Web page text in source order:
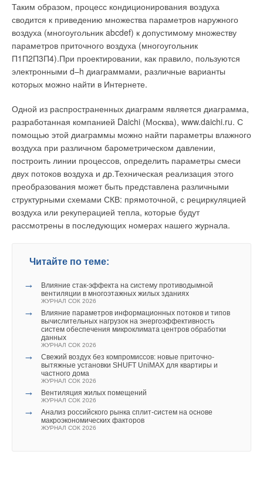
Таким образом, процесс кондиционирования воздуха
сводится к приведению множества параметров наружного
воздуха (многоугольник abcdef) к допустимому множеству
параметров приточного воздуха (многоугольник
П1П2П3П4).При проектировании, как правило, пользуются
электронными d–h диаграммами, различные варианты
которых можно найти в Интернете.
Одной из распространенных диаграмм является диаграмма,
разработанная компанией Daichi (Москва), www.daichi.ru. С
помощью этой диаграммы можно найти параметры влажного
воздуха при различном барометрическом давлении,
построить линии процессов, определить параметры смеси
двух потоков воздуха и др.Техническая реализация этого
преобразования может быть представлена различными
структурными схемами СКВ: прямоточной, с рециркуляцией
воздуха или рекуперацией тепла, которые будут
рассмотрены в последующих номерах нашего журнала.
Читайте по теме:
→
Влияние стак‑эффекта на систему противодымной
вентиляции в многоэтажных жилых зданиях
ЖУРНАЛ СОК 2026
→
Влияние параметров информационных потоков и типов
вычислительных нагрузок на энергоэффективность
систем обеспечения микроклимата центров обработки
данных
ЖУРНАЛ СОК 2026
→
Свежий воздух без компромиссов: новые приточно-
вытяжные установки SHUFT UniMAX для квартиры и
частного дома
ЖУРНАЛ СОК 2026
→ Вентиляция жилых помещений
ЖУРНАЛ СОК 2026
→
Анализ российского рынка сплит-систем на основе
макроэкономических факторов
ЖУРНАЛ СОК 2026